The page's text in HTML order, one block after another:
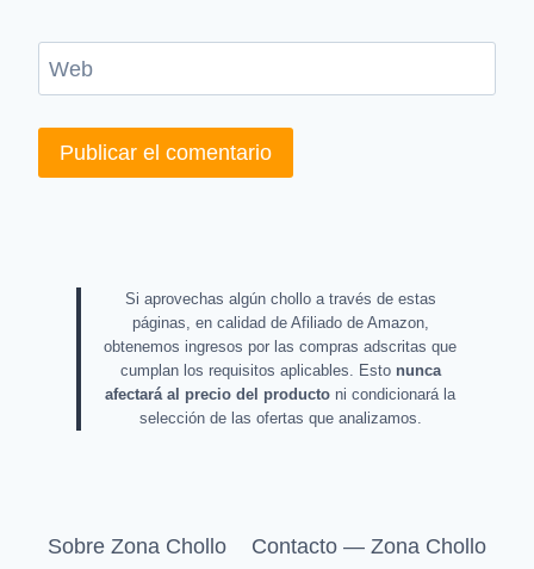
Web
Si aprovechas algún chollo a través de estas
páginas, en calidad de Afiliado de Amazon,
obtenemos ingresos por las compras adscritas que
cumplan los requisitos aplicables. Esto nunca
afectará al precio del producto ni condicionará la
selección de las ofertas que analizamos.
Sobre Zona Chollo Contacto — Zona Chollo